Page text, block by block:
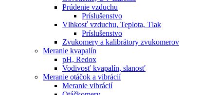
Prúdenie vzduchu
Príslušenstvo
Vlhkosť vzduchu, Teplota, Tlak
Príslušenstvo
Zvukomery a kalibrátory zvukomerov
Meranie kvapalín
pH, Redox
Vodivosť kvapalín, slanosť
Meranie otáčok a vibrácií
Meranie vibrácií